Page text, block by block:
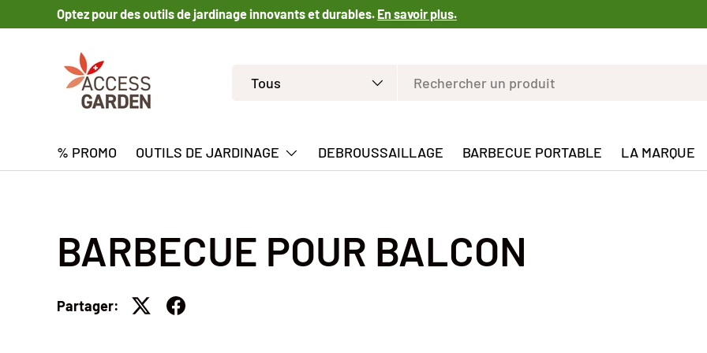
ALLER AU CONTENU
Optez pour des outils de jardinage innovants et durables. En savoir plus.
Tous
% PROMO OUTILS DE JARDINAGE DEBROUSSAILLAGE BARBECUE PORTABLE LA MARQUE
BARBECUE POUR BALCON
Partager: